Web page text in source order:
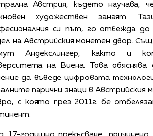
Австрия, където научава,
художествен занаят.
си път, го отвежда до
на Австрийския монетен двор.
Андекслингер, както и
на Виена. Това
да въведе цифровата
парични знаци в Австрийския
с която през 2011г. бе
17-годишно прекъсване,